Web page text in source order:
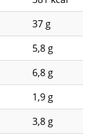
37 g
5,8 g
6,8 g
1,9 g
3,8 g